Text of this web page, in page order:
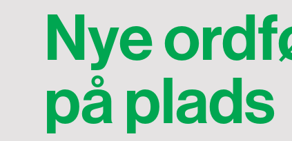
Nye
på plads